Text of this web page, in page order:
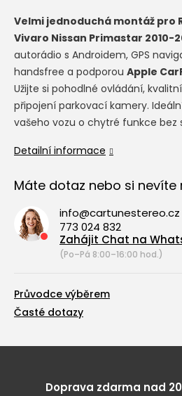
Velmi jednoduchá montáž pro
Vivaro Nissan Primastar 2010-
autorádio s Androidem, GPS
handsfree a podporou Apple
Užijte si pohodlné ovládání,
připojení parkovací kamery.
vašeho vozu o chytré funkce bez
Detailní informace
Máte dotaz nebo si nevíte
info@cartunestereo.cz
773 024 832
Zahájit Chat na
(Po–Pá 8:00–16:00 hod.)
Průvodce výběrem
Časté dotazy
Doprava zdarma nad